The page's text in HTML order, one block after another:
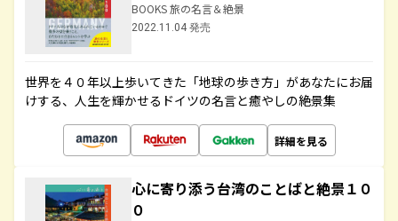
BOOKS 旅の名言＆絶景
2022.11.04 発売
世界を４０年以上歩いてきた「地球の歩き方」があなたにお届
けする、人生を輝かせるドイツの名言と癒やしの絶景集
詳細を見る
心に寄り添う台湾のことばと絶景１０
０